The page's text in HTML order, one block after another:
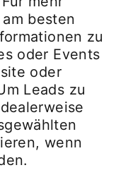
besten
zu
oder Events
oder
Leads zu
wenn